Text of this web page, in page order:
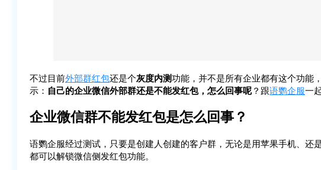
不过目前外部群红包还是个灰度内测功能，并不是所有企业都有这个功能
示： 自己的企业微信外部群还是不能发红包，怎么回事呢？跟语鹦企服一
企业微信群不能发红包是怎么回事？
语鹦企服经过测试，只要是创建人创建的客户群，无论是用苹果手机、还
都可以解锁微信侧发红包功能。